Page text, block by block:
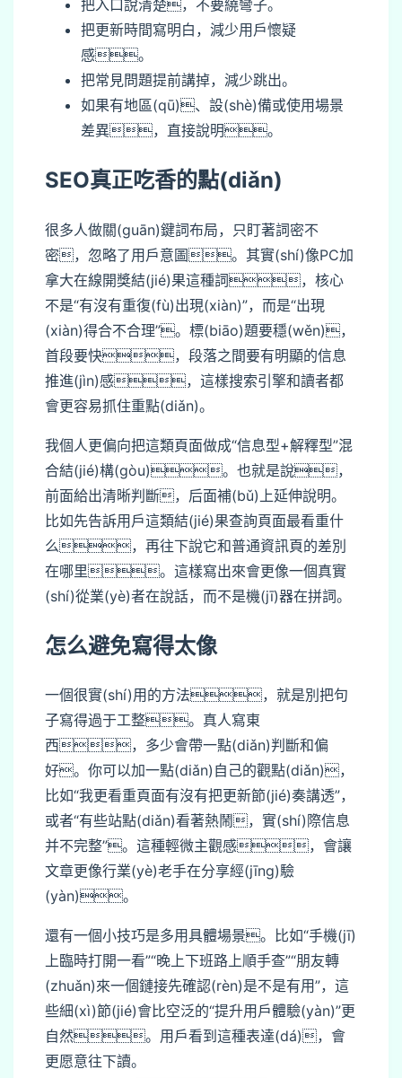
把入口說清楚，不要繞彎子。
把更新時間寫明白，減少用戶懷疑
感。
把常見問題提前講掉，減少跳出。
如果有地區(qū)、設(shè)備或使用場景
差異，直接說明。
SEO真正吃香的點(diǎn)
很多人做關(guān)鍵詞布局，只盯著詞密不
密，忽略了用戶意圖。其實(shí)像PC加
拿大在線開獎結(jié)果這種詞，核心
不是“有沒有重復(fù)出現(xiàn)”，而是“出現
(xiàn)得合不合理”。標(biāo)題要穩(wěn)，
首段要快，段落之間要有明顯的信息
推進(jìn)感，這樣搜索引擎和讀者都
會更容易抓住重點(diǎn)。
我個人更偏向把這類頁面做成“信息型+解釋型”混
合結(jié)構(gòu)。也就是說，
前面給出清晰判斷，后面補(bǔ)上延伸說明。
比如先告訴用戶這類結(jié)果查詢頁面最看重什
么，再往下說它和普通資訊頁的差別
在哪里。這樣寫出來會更像一個真實
(shí)從業(yè)者在說話，而不是機(jī)器在拼詞。
怎么避免寫得太像
一個很實(shí)用的方法，就是別把句
子寫得過于工整。真人寫東
西，多少會帶一點(diǎn)判斷和偏
好。你可以加一點(diǎn)自己的觀點(diǎn)，
比如“我更看重頁面有沒有把更新節(jié)奏講透”，
或者“有些站點(diǎn)看著熱鬧，實(shí)際信息
并不完整”。這種輕微主觀感，會讓
文章更像行業(yè)老手在分享經(jīng)驗
(yàn)。
還有一個小技巧是多用具體場景。比如“手機(jī)
上臨時打開一看”“晚上下班路上順手查”“朋友轉
(zhuǎn)來一個鏈接先確認(rèn)是不是有用”，這
些細(xì)節(jié)會比空泛的“提升用戶體驗(yàn)”更
自然。用戶看到這種表達(dá)，會
更愿意往下讀。